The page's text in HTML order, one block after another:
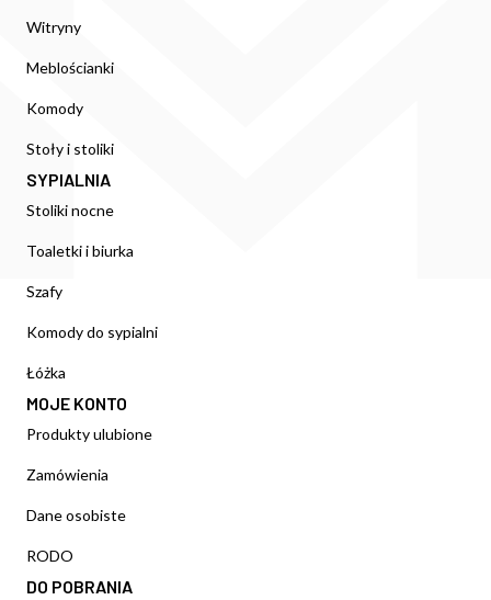
Witryny
Meblościanki
Komody
Stoły i stoliki
SYPIALNIA
Stoliki nocne
Toaletki i biurka
Szafy
Komody do sypialni
Łóżka
MOJE KONTO
Produkty ulubione
Zamówienia
Dane osobiste
RODO
DO POBRANIA